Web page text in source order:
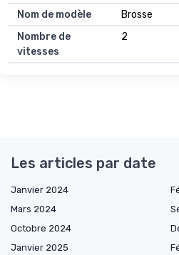
Nom de modèle
Brosse
Nombre de
vitesses
2
Les articles par date
Janvier 2024
Mars 2024
Octobre 2024
Janvier 2025